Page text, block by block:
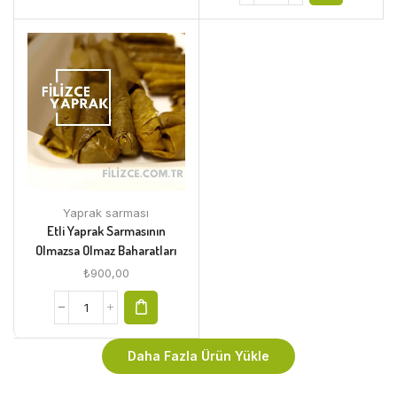
Yaprak sarması
Etli Yaprak Sarmasının
Olmazsa Olmaz Baharatları
₺900,00
Daha Fazla Ürün Yükle